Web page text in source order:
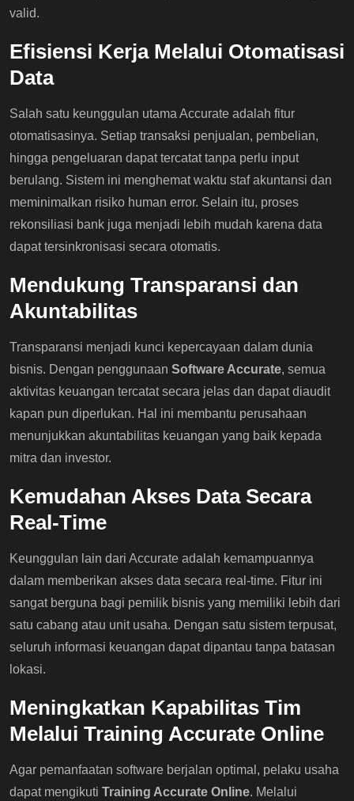
valid.
Efisiensi Kerja Melalui Otomatisasi
Data
Salah satu keunggulan utama Accurate adalah fitur
otomatisasinya. Setiap transaksi penjualan, pembelian,
hingga pengeluaran dapat tercatat tanpa perlu input
berulang. Sistem ini menghemat waktu staf akuntansi dan
meminimalkan risiko human error. Selain itu, proses
rekonsiliasi bank juga menjadi lebih mudah karena data
dapat tersinkronisasi secara otomatis.
Mendukung Transparansi dan
Akuntabilitas
Transparansi menjadi kunci kepercayaan dalam dunia
bisnis. Dengan penggunaan Software Accurate, semua
aktivitas keuangan tercatat secara jelas dan dapat diaudit
kapan pun diperlukan. Hal ini membantu perusahaan
menunjukkan akuntabilitas keuangan yang baik kepada
mitra dan investor.
Kemudahan Akses Data Secara
Real-Time
Keunggulan lain dari Accurate adalah kemampuannya
dalam memberikan akses data secara real-time. Fitur ini
sangat berguna bagi pemilik bisnis yang memiliki lebih dari
satu cabang atau unit usaha. Dengan satu sistem terpusat,
seluruh informasi keuangan dapat dipantau tanpa batasan
lokasi.
Meningkatkan Kapabilitas Tim
Melalui Training Accurate Online
Agar pemanfaatan software berjalan optimal, pelaku usaha
dapat mengikuti Training Accurate Online. Melalui